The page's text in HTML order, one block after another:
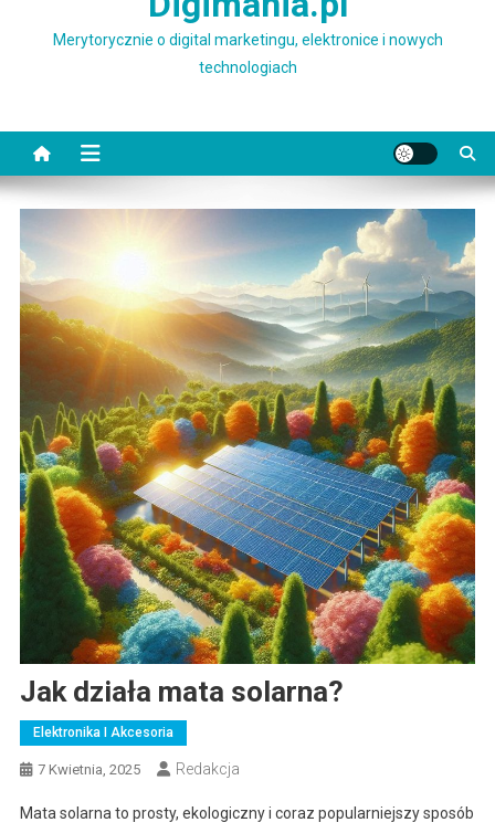
Merytorycznie o digital marketingu, elektronice i nowych
technologiach
Jak działa mata solarna?
Elektronika I Akcesoria
7 Kwietnia, 2025 Redakcja
Mata solarna to prosty, ekologiczny i coraz popularniejszy sposób